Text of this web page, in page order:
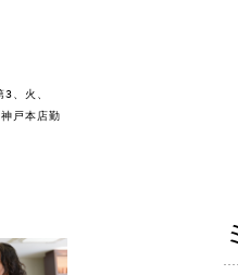
、火、
戸本店勤